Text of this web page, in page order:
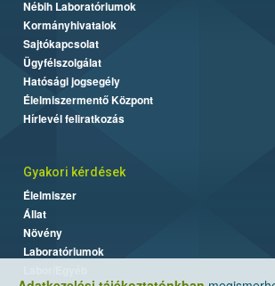
Nébih Laboratóriumok
Kormányhivatalok
Sajtókapcsolat
Ügyfélszolgálat
Hatósági jogsegély
Élelmiszermentő Központ
Hírlevél feliratkozás
Gyakori kérdések
Élelmiszer
Állat
Növény
Laboratóriumok